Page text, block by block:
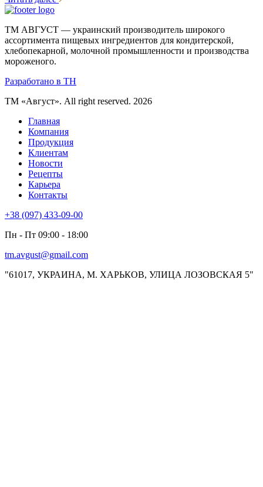
ТМ АВГУСТ — украинский производитель широкого
ассортимента пищевых ингредиентов для кондитерской,
хлебопекарной, молочной промышленности и производства
мороженого.
Разработано в TH
ТМ «Август». All right reserved. 2026
Главная
Компания
Продукция
Клиентам
Новости
Рецепты
Карьера
Контакты
+38 (097) 433-09-00
Пн - Пт 09:00 - 18:00
tm.avgust@gmail.com
"61017, УКРАИНА, М. ХАРЬКОВ, УЛИЦА ЛОЗОВСКАЯ 5"